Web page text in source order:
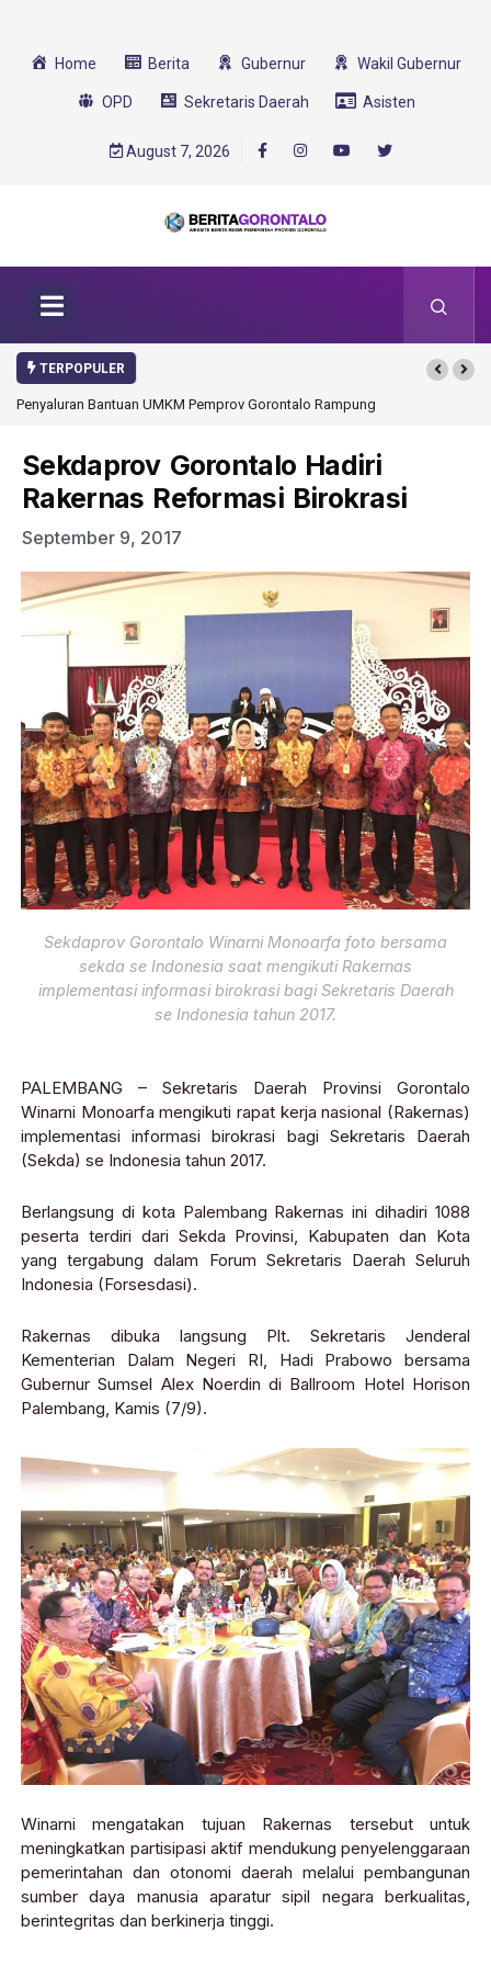
Home Berita Gubernur Wakil Gubernur
OPD Sekretaris Daerah Asisten
August 7, 2026
TERPOPULER
Bantuan UMKM Pemprov Gorontalo RampungGorontalo Ikut Dukung
Sekdaprov Gorontalo Hadiri
Rakernas Reformasi Birokrasi
September 9, 2017
Sekdaprov Gorontalo Winarni Monoarfa foto bersama
sekda se Indonesia saat mengikuti Rakernas
implementasi informasi birokrasi bagi Sekretaris Daerah
se Indonesia tahun 2017.
PALEMBANG – Sekretaris Daerah Provinsi Gorontalo
Winarni Monoarfa mengikuti rapat kerja nasional (Rakernas)
implementasi informasi birokrasi bagi Sekretaris Daerah
(Sekda) se Indonesia tahun 2017.
Berlangsung di kota Palembang Rakernas ini dihadiri 1088
peserta terdiri dari Sekda Provinsi, Kabupaten dan Kota
yang tergabung dalam Forum Sekretaris Daerah Seluruh
Indonesia (Forsesdasi).
Rakernas dibuka langsung Plt. Sekretaris Jenderal
Kementerian Dalam Negeri RI, Hadi Prabowo bersama
Gubernur Sumsel Alex Noerdin di Ballroom Hotel Horison
Palembang, Kamis (7/9).
Winarni mengatakan tujuan Rakernas tersebut untuk
meningkatkan partisipasi aktif mendukung penyelenggaraan
pemerintahan dan otonomi daerah melalui pembangunan
sumber daya manusia aparatur sipil negara berkualitas,
berintegritas dan berkinerja tinggi.